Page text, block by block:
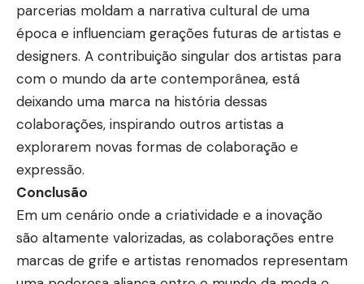
parcerias moldam a narrativa cultural de uma
época e influenciam gerações futuras de artistas e
designers. A contribuição singular dos artistas para
com o mundo da arte contemporânea, está
deixando uma marca na história dessas
colaborações, inspirando outros artistas a
explorarem novas formas de colaboração e
expressão.
Conclusão
Em um cenário onde a criatividade e a inovação
são altamente valorizadas, as colaborações entre
marcas de grife e artistas renomados representam